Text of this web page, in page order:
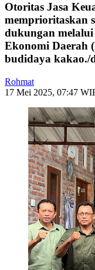
Otoritas Jasa
memprioritaskan
dukungan
Ekonomi Daerah
budidaya kakao./
Rohmat
17 Mei 2025, 07:47